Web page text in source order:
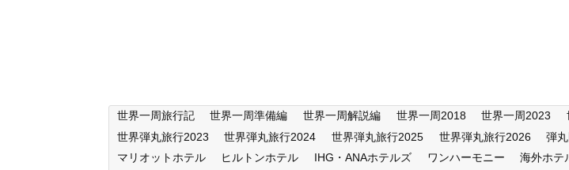
世界一周旅行記 世界一周準備編 世界一周解説編 世界一周2018 世界一周2023
世界弾丸旅行2023
世界弾丸旅行2024 世界弾丸旅行2025 世界弾丸旅行2026 弾
マリオットホテル
ヒルトンホテル IHG・ANAホテルズ ワンハーモニー 海外ホテ